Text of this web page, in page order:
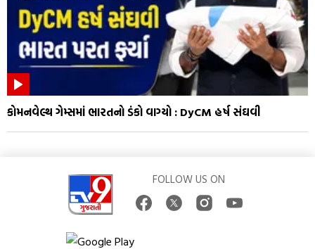
કોમનવેલ્થ ગેમ્સમાં ભારતનો ડંકો વાગ્યો : DyCM હર્ષ સંઘવી
FOLLOW US ON